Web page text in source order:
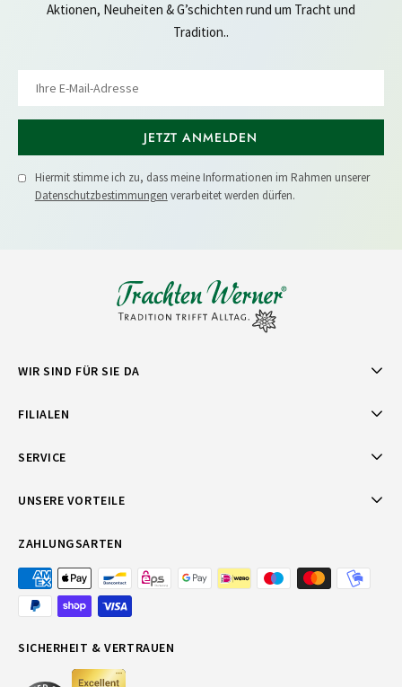
Aktionen, Neuheiten & G’schichten rund um Tracht und
Tradition..
JETZT ANMELDEN
Hiermit stimme ich zu, dass meine Informationen im Rahmen unserer
Datenschutzbestimmungen verarbeitet werden dürfen.
WIR SIND FÜR SIE DA
FILIALEN
SERVICE
UNSERE VORTEILE
ZAHLUNGSARTEN
SICHERHEIT & VERTRAUEN